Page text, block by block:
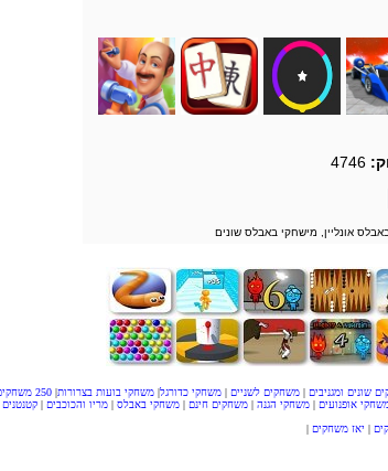
4746
אונליין, מישחקי באבלס שונים
שונים ומגניבים | משחקים לשניים | משחקי כדורגל| משחקי בועות בצרורות| 250 משחקים
אופנועים | משחקי הגנה | משחקים חינם | משחקי באבלס | מריו והכוכבים | קטנטנים
| יאז משחקים |